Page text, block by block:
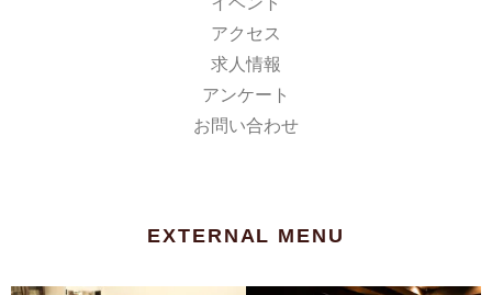
アクセス
求人情報
アンケート
お問い合わせ
EXTERNAL MENU